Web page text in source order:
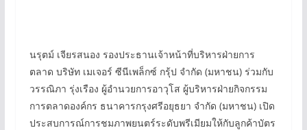
นรุตม์ เจียรสนอง รองประธานเจ้าหน้าที่บริหารฝ่ายการ
ตลาด บริษัท เมเจอร์ ซีนีเพล็กซ์ กรุ้ป จำกัด (มหาชน) ร่วมกับ
วรรณิภา รุ่งเรือง ผู้อำนวยการอาวุโส ผู้บริหารฝ่ายกิจกรรม
การตลาดองค์กร ธนาคารกรุงศรีอยุธยา จำกัด (มหาชน) เปิด
ประสบการณ์การชมภาพยนตร์ระดับพรีเมียมให้กับลูกค้าบัตร